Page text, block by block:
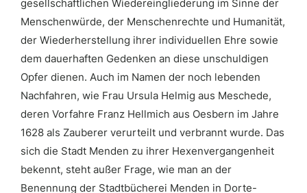
gesellschaftlichen Wiedereingliederung im Sinne der
Menschenwürde, der Menschenrechte und Humanität,
der Wiederherstellung ihrer individuellen Ehre sowie
dem dauerhaften Gedenken an diese unschuldigen
Opfer dienen. Auch im Namen der noch lebenden
Nachfahren, wie Frau Ursula Helmig aus Meschede,
deren Vorfahre Franz Hellmich aus Oesbern im Jahre
1628 als Zauberer verurteilt und verbrannt wurde. Das
sich die Stadt Menden zu ihrer Hexenvergangenheit
bekennt, steht außer Frage, wie man an der
Benennung der Stadtbücherei Menden in Dorte-